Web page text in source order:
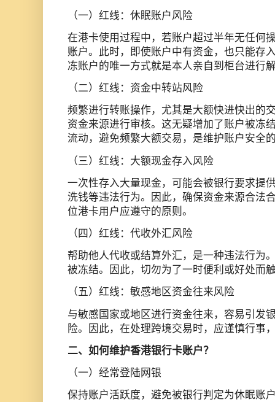
（一）红线：休眠账户风险
在港卡使用过程中，若账户超过半年无任何
账户。此时，即使账户中有资金，也只能存
冻账户的唯一方式就是本人亲自到柜台进行
（二）红线：资金中转站风险
频繁进行转账操作，尤其是大额快进快出的
资金来源进行审核。这无疑增加了账户被冻
流动，避免频繁大额交易，是维护账户安全
（三）红线：大额现金存入风险
一次性存入大量现金，可能会被银行要求提
洗钱等违法行为。因此，确保资金来源合法
位港卡用户应遵守的原则。
（四）红线：代收外汇风险
帮助他人代收或结算外汇，是一种违法行为
被冻结。因此，切勿为了一时便利或好处而
（五）红线：敏感地区资金往来风险
与敏感国家或地区进行资金往来，容易引发
险。因此，在处理跨境交易时，应谨慎行事
二、如何维护香港银行卡账户？
（一）经常登陆网银
保持账户活跃度，避免被银行判定为休眠账